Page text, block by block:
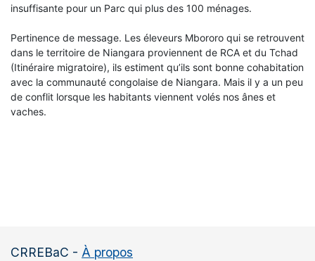
insuffisante pour un Parc qui plus des 100 ménages.
Pertinence de message. Les éleveurs Mbororo qui se retrouvent
dans le territoire de Niangara proviennent de RCA et du Tchad
(Itinéraire migratoire), ils estiment qu’ils sont bonne cohabitation
avec la communauté congolaise de Niangara. Mais il y a un peu
de conflit lorsque les habitants viennent volés nos ânes et
vaches.
CRREBaC - À propos